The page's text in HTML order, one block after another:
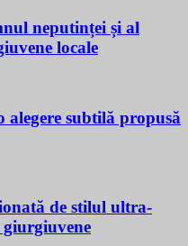
neputinței și al
locale
subtilă propusă
de stilul ultra-